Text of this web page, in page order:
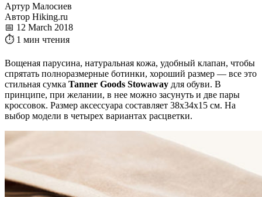
Артур Малосиев
Автор Hiking.ru
📅 12 March 2018
⏱ 1 мин чтения
Вощеная парусина, натуральная кожа, удобный клапан, чтобы
спрятать полноразмерные ботинки, хороший размер — все это
стильная сумка Tanner Goods Stowaway для обуви. В
принципе, при желании, в нее можно засунуть и две пары
кроссовок. Размер аксессуара составляет 38х34х15 см. На
выбор модели в четырех вариантах расцветки.